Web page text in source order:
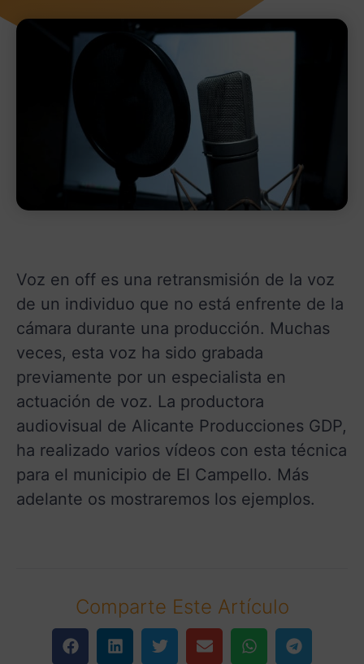
Voz en off es una retransmisión de la voz
de un individuo que no está enfrente de la
cámara durante una producción. Muchas
veces, esta voz ha sido grabada
previamente por un especialista en
actuación de voz. La productora
audiovisual de Alicante Producciones GDP,
ha realizado varios vídeos con esta técnica
para el municipio de El Campello. Más
adelante os mostraremos los ejemplos.
Comparte Este Artículo